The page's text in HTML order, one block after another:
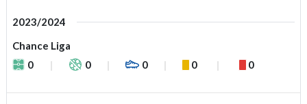
2023/2024
Chance Liga
0
0 0 0 0